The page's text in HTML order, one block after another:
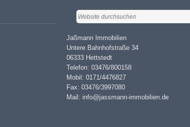
Jaßmann Immobilien
Untere Bahnhofstraße 34
06333 Hettstedt
Telefon: 03476/800158
Mobil: 0171/4476827
Fax: 03476/3997080
Mail: info@jassmann-immobilien.de